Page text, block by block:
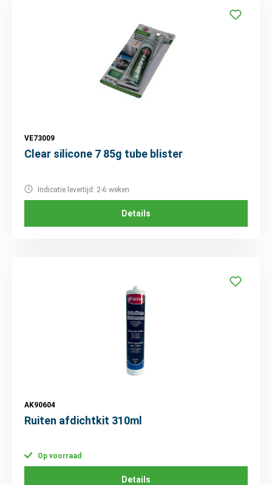
VE73009
Clear silicone 7 85g tube blister
Indicatie levertijd: 2-6 weken
Details
AK90604
Ruiten afdichtkit 310ml
Op voorraad
Details